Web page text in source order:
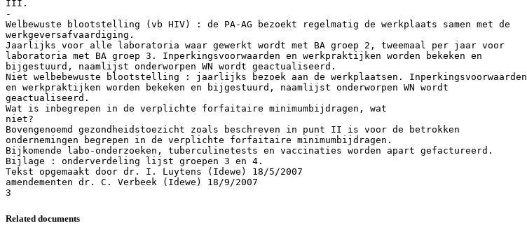
III.
-
Welbewuste blootstelling (vb HIV) : de PA-AG bezoekt regelmatig de werkplaats samen met de
werkgeversafvaardiging.
Jaarlijks voor alle laboratoria waar gewerkt wordt met BA groep 2, tweemaal per jaar voor
laboratoria met BA groep 3. Inperkingsvoorwaarden en werkpraktijken worden bekeken en
bijgestuurd, naamlijst onderworpen WN wordt geactualiseerd.
Niet welbebewuste blootstelling : jaarlijks bezoek aan de werkplaatsen. Inperkingsvoorwaarden
en werkpraktijken worden bekeken en bijgestuurd, naamlijst onderworpen WN wordt
geactualiseerd.
Wat is inbegrepen in de verplichte forfaitaire minimumbijdragen, wat
niet?
Bovengenoemd gezondheidstoezicht zoals beschreven in punt II is voor de betrokken
ondernemingen begrepen in de verplichte forfaitaire minimumbijdragen.
Bijkomende labo-onderzoeken, tuberculinetests en vaccinaties worden apart gefactureerd.
Bijlage : onderverdeling lijst groepen 3 en 4.
Tekst opgemaakt door dr. I. Luytens (Idewe) 18/5/2007
amendementen dr. C. Verbeek (Idewe) 18/9/2007
Related documents